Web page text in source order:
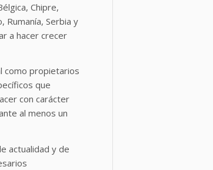
Chipre,
Rumanía, Serbia y
a hacer crecer
como propietarios
que
con carácter
al menos un
actualidad y de